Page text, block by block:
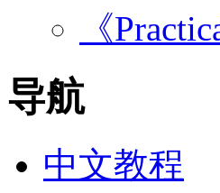
《
导航
中文教程